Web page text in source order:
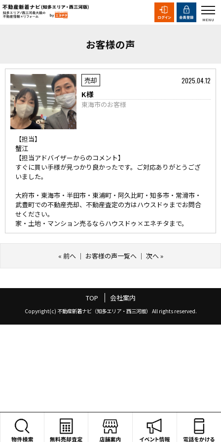
お客様の声
売却 2025.04.12
K様
東海市のお客様
【担当】
蟹江
【担当アドバイザーからのコメント】
すぐに買い手様が見つかり良かったです。ご対応ありがとうござ
いました。
大府市・東海市・半田市・東浦町・阿久比町・知多市・常滑市・
武豊町での不動産売却、不動産査定の方はハウスドゥまでお問合
せください。
家・土地・マンション売るならハウスドゥ×エネチタまで。
« 前へ｜ お客様の声一覧へ｜ 次へ»
TOP 会社案内
Copyright(c) 不動産新着ナビ（知多エリア・西三河版） All rights reserved.